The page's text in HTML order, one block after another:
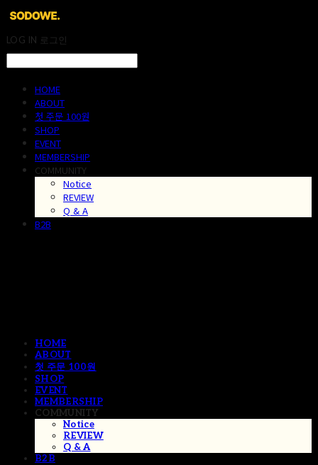
LOG IN 로그인
HOME
ABOUT
첫 주문 100원
SHOP
EVENT
MEMBERSHIP
COMMUNITY
Notice
REVIEW
Q & A
B2B
HOME
ABOUT
첫 주문 100원
SHOP
EVENT
MEMBERSHIP
COMMUNITY
Notice
REVIEW
Q & A
B2B